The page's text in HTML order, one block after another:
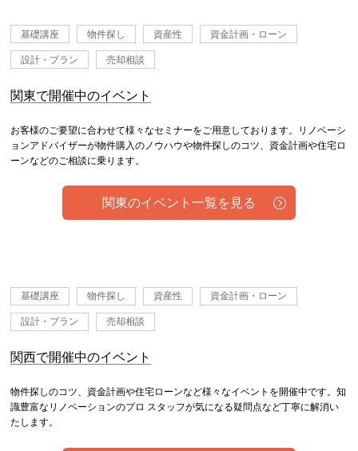
基礎講座 物件探し 資産性 資金計画・ローン
設計・プラン 売却相談
関東で開催中のイベント
お客様のご要望に合わせて様々なセミナーをご用意しております。リノベーシ
ョンアドバイザーが物件購入のノウハウや物件探しのコツ、資金計画や住宅ロ
ーンなどのご相談に乗ります。
関東のイベント一覧を見る
基礎講座 物件探し 資産性 資金計画・ローン
設計・プラン 売却相談
関西で開催中のイベント
物件探しのコツ、資金計画や住宅ローンなど様々なイベントを開催中です。知
識豊富なリノベーションのプロ スタッフが気になる疑問点など丁寧に解消い
たします。